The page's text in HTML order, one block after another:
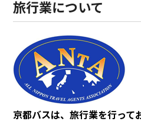
旅行業について
京都バスは、旅行業を行って